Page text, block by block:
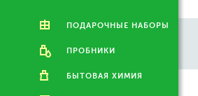
ПОДАРОЧНЫЕ НАБОРЫ
ПРОБНИКИ
БЫТОВАЯ ХИМИЯ